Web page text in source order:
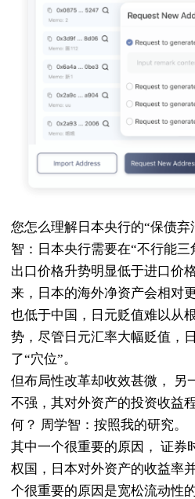
您怎么理解日本央行的“保债弃
智：日本央行需要在“不行能
出口价格升势明显低于进口价
来，日本的海外净资产会相对
也低于中国，日元贬值难以从
势，尽管日元汇率大幅贬值，
了“穴位”。
但布局性改革却收效甚微， 另
不强，其对外资产的投资收益
何？ 周学智：按照我的研究。
其中一个很重要的原因， 证券
权国，日本对外资产的收益率
个很重要的原因是宽松流动性